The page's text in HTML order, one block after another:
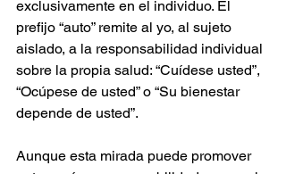
exclusivamente en el individuo. El
prefijo “auto” remite al yo, al sujeto
aislado, a la responsabilidad individual
sobre la propia salud: “Cuídese usted”,
“Ocúpese de usted” o “Su bienestar
depende de usted”.
Aunque esta mirada puede promover